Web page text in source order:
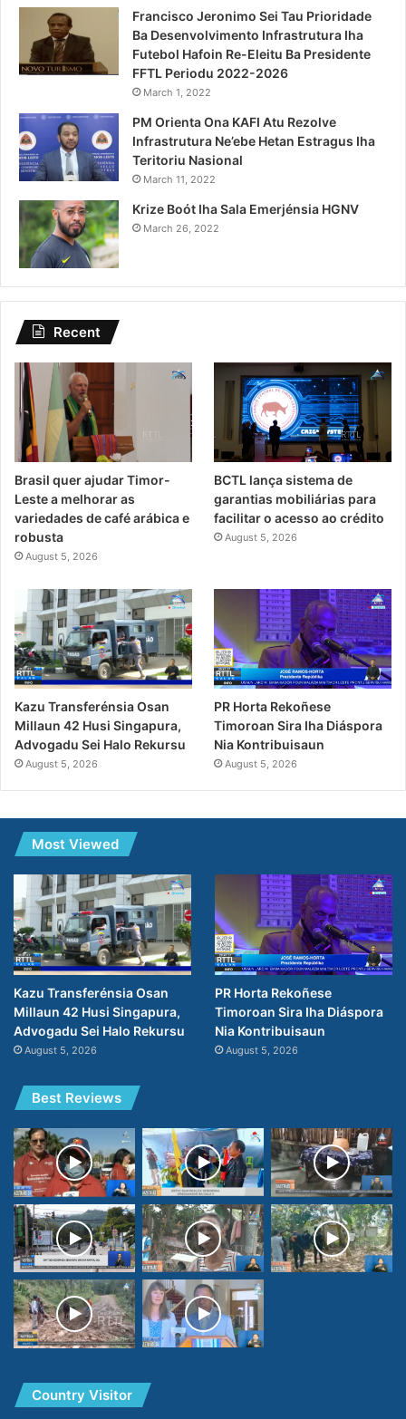
Francisco Jeronimo Sei Tau Prioridade
Ba Desenvolvimento Infrastrutura Iha
Futebol Hafoin Re-Eleitu Ba Presidente
FFTL Periodu 2022-2026
March 1, 2022
PM Orienta Ona KAFI Atu Rezolve
Infrastrutura Ne’ebe Hetan Estragus Iha
Teritoriu Nasional
March 11, 2022
Krize Boót Iha Sala Emerjénsia HGNV
March 26, 2022
Recent
Brasil quer ajudar Timor-
Leste a melhorar as
variedades de café arábica e
robusta
August 5, 2026
BCTL lança sistema de
garantias mobiliárias para
facilitar o acesso ao crédito
August 5, 2026
Kazu Transferénsia Osan
Millaun 42 Husi Singapura,
Advogadu Sei Halo Rekursu
August 5, 2026
PR Horta Rekoñese
Timoroan Sira Iha Diáspora
Nia Kontribuisaun
August 5, 2026
Most Viewed
Kazu Transferénsia Osan
Millaun 42 Husi Singapura,
Advogadu Sei Halo Rekursu
August 5, 2026
PR Horta Rekoñese
Timoroan Sira Iha Diáspora
Nia Kontribuisaun
August 5, 2026
Best Reviews
Country Visitor